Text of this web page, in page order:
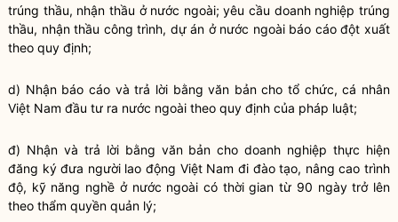
trúng thầu, nhận thầu ở nước ngoài; yêu cầu doanh nghiệp trúng
thầu, nhận thầu công trình, dự án ở nước ngoài báo cáo đột xuất
theo quy định;
d) Nhận báo cáo và trả lời bằng văn bản cho tổ chức, cá nhân
Việt Nam đầu tư ra nước ngoài theo quy định của pháp luật;
đ) Nhận và trả lời bằng văn bản cho doanh nghiệp thực hiện
đăng ký đưa người lao động Việt Nam đi đào tạo, nâng cao trình
độ, kỹ năng nghề ở nước ngoài có thời gian từ 90 ngày trở lên
theo thẩm quyền quản lý;